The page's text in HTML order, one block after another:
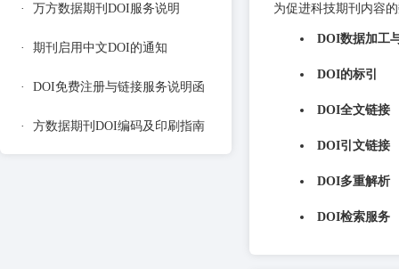
· 万方数据期刊DOI服务说明
· 期刊启用中文DOI的通知
· DOI免费注册与链接服务说明函
· 方数据期刊DOI编码及印刷指南
为促进科技期刊内容
DOI数据加工
DOI的标引
DOI全文链接
DOI引文链接
DOI多重解析
DOI检索服务